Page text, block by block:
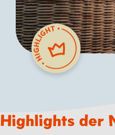
Highlights der